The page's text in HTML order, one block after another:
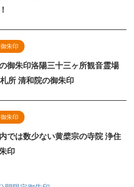
御朱印
御朱印洛陽三十三ヶ所観音霊場
所 清和院の御朱印
御朱印
では数少ない黄檗宗の寺院 浄住
印